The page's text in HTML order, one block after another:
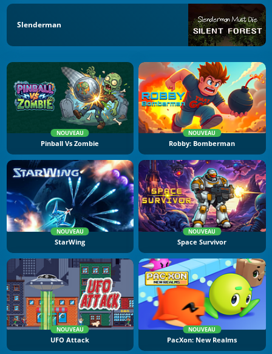
Slenderman
NOUVEAU
Pinball Vs Zombie
NOUVEAU
Robby: Bomberman
NOUVEAU
StarWing
NOUVEAU
Space Survivor
NOUVEAU
UFO Attack
NOUVEAU
PacXon: New Realms